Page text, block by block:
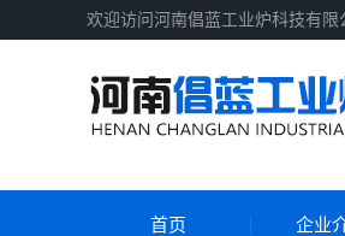
欢迎访问河南倡蓝工业炉科技有限
首页 企业